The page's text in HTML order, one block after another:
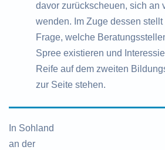
davor zurückscheuen, sich an
wenden. Im Zuge dessen
Frage, welche
Spree existieren und
Reife auf dem zweiten
zur Seite stehen.
In Sohland
an der